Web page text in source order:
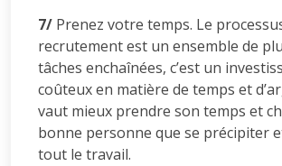
7/ Prenez votre temps. Le
recrutement est un ensemble de
tâches enchaînées, c’est un
coûteux en matière de temps et
vaut mieux prendre son temps et
bonne personne que se précipiter
tout le travail.